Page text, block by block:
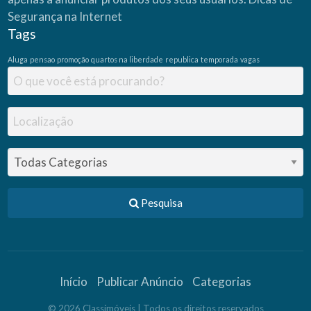
a
V
i
M
C
M
V
Segurança na Internet
Tags
Aluga pensao promoção quartos na liberdade republica temporada vagas
Pesquisa
Início Publicar Anúncio Categorias
© 2026 Classimóveis| Todos os direitos reservados